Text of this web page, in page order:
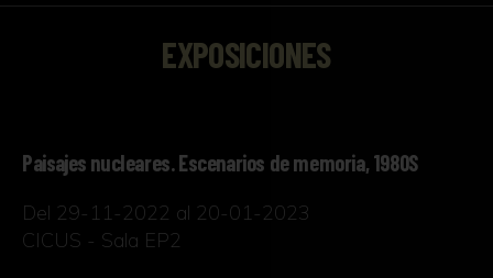
EXPOSICIONES
Paisajes nucleares. Escenarios de memoria, 1980S
Del 29-11-2022 al 20-01-2023
CICUS - Sala EP2